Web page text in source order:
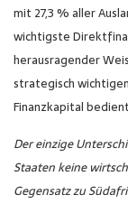
mit 27,3 % aller
wichtigste
herausragender
strategisch
Finanzkapital
Der einzige
Staaten keine
Gegensatz zu